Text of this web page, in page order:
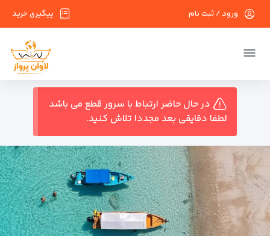
پیگیری خرید ورود / ثبت نام
در حال حاضر ارتباط با سرور قطع می باشد
لطفا دقایقی بعد مجددا تلاش کنید.